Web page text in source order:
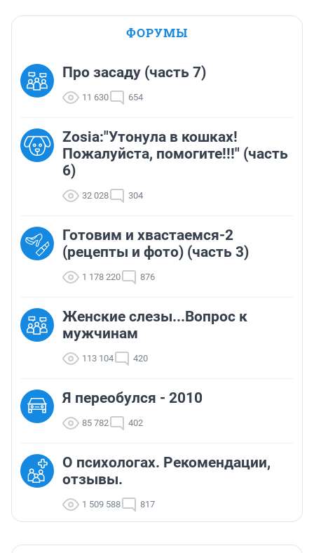
ФОРУМЫ
Про засаду (часть 7)
11 630 654
Zosia:"Утонула в кошках!
Пожалуйста, помогите!!!" (часть
6)
32 028 304
Готовим и хвастаемся-2
(рецепты и фото) (часть 3)
1 178 220 876
Женские слезы...Вопрос к
мужчинам
113 104 420
Я переобулся - 2010
85 782 402
О психологах. Рекомендации,
отзывы.
1 509 588 817